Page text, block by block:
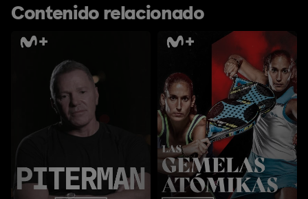
Contenido relacionado